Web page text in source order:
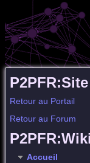
P2PFR:Site
Retour au Portail
Retour au Forum
P2PFR:Wiki
Accueil